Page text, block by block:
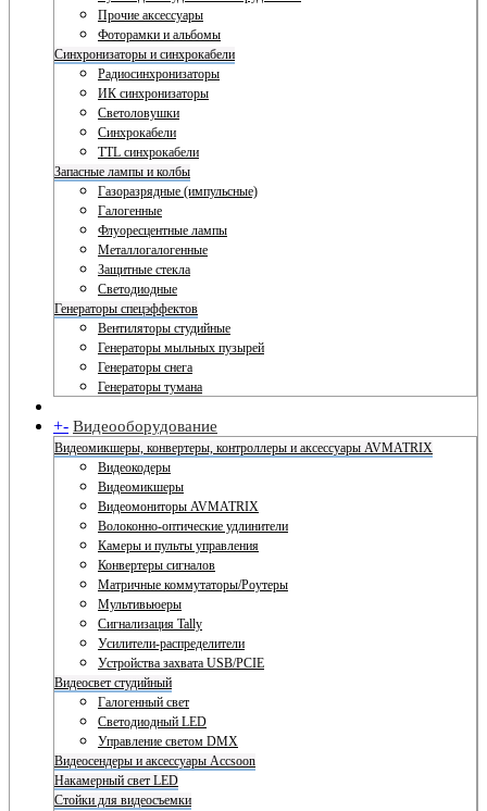
Прочие аксессуары
Фоторамки и альбомы
Синхронизаторы и синхрокабели
Радиосинхронизаторы
ИК синхронизаторы
Светоловушки
Синхрокабели
TTL синхрокабели
Запасные лампы и колбы
Газоразрядные (импульсные)
Галогенные
Флуоресцентные лампы
Металлогалогенные
Защитные стекла
Светодиодные
Генераторы спецэффектов
Вентиляторы студийные
Генераторы мыльных пузырей
Генераторы снега
Генераторы тумана
+- Видеооборудование
Видеомикшеры, конвертеры, контроллеры и аксессуары AVMATRIX
Видеокодеры
Видеомикшеры
Видеомониторы AVMATRIX
Волоконно-оптические удлинители
Камеры и пульты управления
Конвертеры сигналов
Матричные коммутаторы/Роутеры
Мультивьюеры
Сигнализация Tally
Усилители-распределители
Устройства захвата USB/PCIE
Видеосвет студийный
Галогенный свет
Светодиодный LED
Управление светом DMX
Видеосендеры и аксессуары Accsoon
Накамерный свет LED
Стойки для видеосъемки